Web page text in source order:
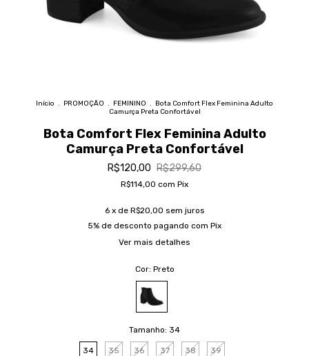
Início . PROMOÇÃO . FEMININO . Bota Comfort Flex Feminina Adulto
Camurça Preta Confortável
Bota Comfort Flex Feminina Adulto
Camurça Preta Confortável
R$120,00 R$299,60
R$114,00 com Pix
6 x de R$20,00 sem juros
5% de desconto pagando com Pix
Ver mais detalhes
Cor: Preto
Tamanho: 34
34 35 36 37 38 39